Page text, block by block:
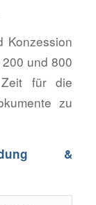
Konzession
und 800
für die
zu
&